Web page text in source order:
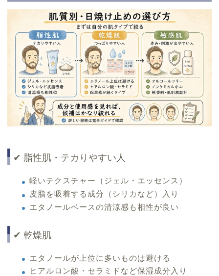
✔ 脂性肌・テカりやすい人
軽いテクスチャー（ジェル・エッセンス）
皮脂を吸着する成分（シリカなど）入り
エタノールベースの清涼感も相性が良い
✔ 乾燥肌
エタノールが上位に多いものは避ける
ヒアルロン酸・セラミドなど保湿成分入り